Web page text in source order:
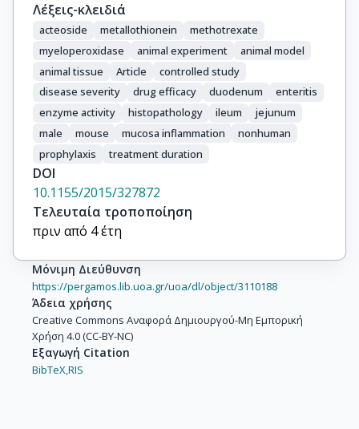
Λέξεις-κλειδιά
acteoside metallothionein
methotrexate
myeloperoxidase
animal experiment
animal model
animal tissue
Article
controlled study
disease severity
drug efficacy duodenum
enteritis
enzyme activity
histopathology ileum
jejunum
male
mouse mucosa inflammation
nonhuman
prophylaxis
treatment duration
DOI
10.1155/2015/327872
Τελευταία τροποποίηση
πριν από 4 έτη
Μόνιμη Διεύθυνση
https://pergamos.lib.uoa.gr/uoa/dl/object/3110188
Άδεια χρήσης
Creative Commons Αναφορά Δημιουργού-Μη Εμπορική
Χρήση 4.0 (CC-BY-NC)
Εξαγωγή Citation
BibTeX,RIS